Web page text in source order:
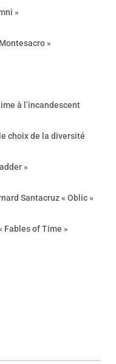
»
»
à l’incandescent
choix de la diversité
»
Santacruz « Oblic »
Fables of Time »